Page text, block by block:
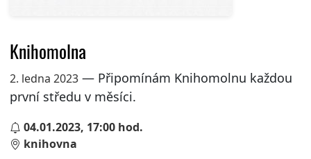
Knihomolna
2. ledna 2023— Připomínám Knihomolnu každou
první středu v měsíci.
04.01.2023, 17:00 hod.
knihovna